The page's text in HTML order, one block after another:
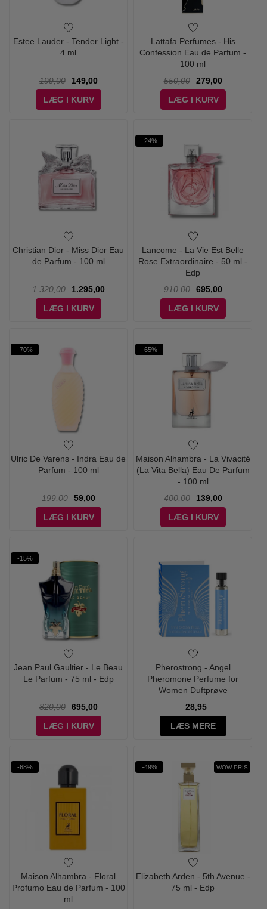
Estee Lauder - Tender Light -
4 ml
199,00
149,00
LÆG I KURV
Lattafa Perfumes - His
Confession Eau de Parfum -
100 ml
550,00
279,00
LÆG I KURV
Christian Dior - Miss Dior Eau
de Parfum - 100 ml
1.320,00
1.295,00
LÆG I KURV
-24%
Lancome - La Vie Est Belle
Rose Extraordinaire - 50 ml -
Edp
910,00
695,00
LÆG I KURV
-70%
Ulric De Varens - Indra Eau de
Parfum - 100 ml
199,00
59,00
LÆG I KURV
-65%
Maison Alhambra - La Vivacité
(La Vita Bella) Eau De Parfum
- 100 ml
400,00
139,00
LÆG I KURV
-15%
Jean Paul Gaultier - Le Beau
Le Parfum - 75 ml - Edp
820,00
695,00
LÆG I KURV
Pherostrong - Angel
Pheromone Perfume for
Women Duftprøve
28,95
LÆS MERE
-68%
Maison Alhambra - Floral
Profumo Eau de Parfum - 100
ml
-49% WOW PRIS
Elizabeth Arden - 5th Avenue -
75 ml - Edp